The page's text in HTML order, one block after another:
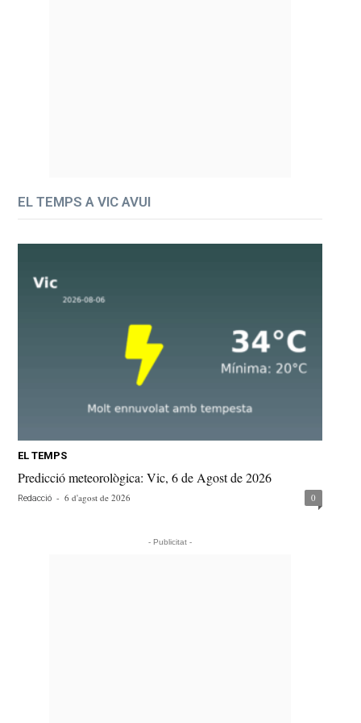
EL TEMPS A VIC AVUI
EL TEMPS
Predicció meteorològica: Vic, 6 de Agost de 2026
Redacció - 6 d'agost de 2026 0
- Publicitat -